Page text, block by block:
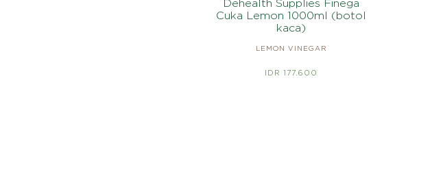
Dehealth Supplies Finega
Cuka Lemon 1000ml (botol
kaca)
LEMON VINEGAR
IDR 177.600